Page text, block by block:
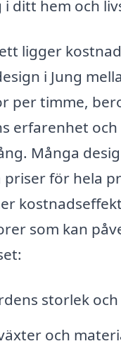
ditt hem och
ligger
i Jung
per timme,
erfarenhet och
Många
priser för hela
som kan
storlek
och